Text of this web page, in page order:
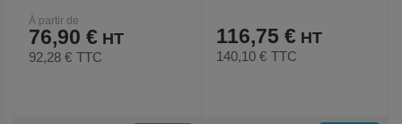
À partir de
76,90 €
92,28 € TTC
116,75 €
140,10 € TTC